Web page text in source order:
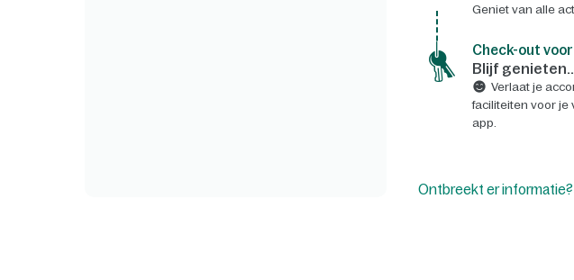
Geniet van alle
Check-out
Blijf
Verlaat je
faciliteiten voor je
app.
Ontbreekt er informatie?